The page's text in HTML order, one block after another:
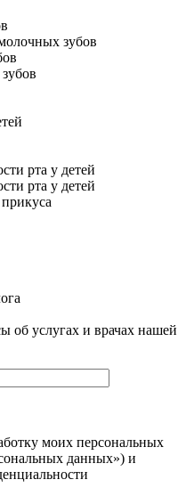
зубов
рта у детей
рта у детей
об услугах и врачах нашей
моих персональных
данных») и